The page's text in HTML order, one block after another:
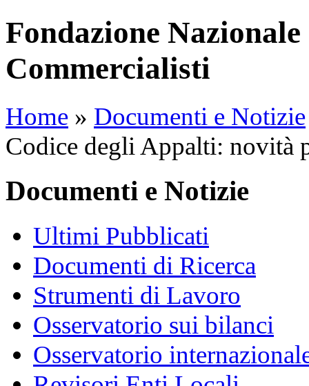
Fondazione
Commercialisti
Home » Documenti e Notizie
Codice degli Appalti: novità
Documenti e Notizie
Ultimi Pubblicati
Documenti di Ricerca
Strumenti di Lavoro
Osservatorio sui bilanci
Osservatorio